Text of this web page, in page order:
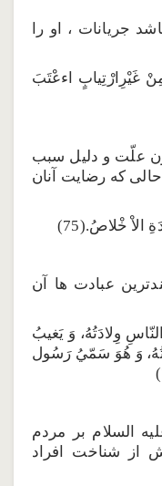
جريانات ، او را
غَيْرِارْتِيابٍ اءعْتَبَ
علّت و دليل سبب
كه رضايت آنان
عبادت ها آن
وِلادَتُهُ، وَ يَغيبُ
وَ هُوَ سَمّيُ رَسُول
السلام بر مردم
شناخت افراد